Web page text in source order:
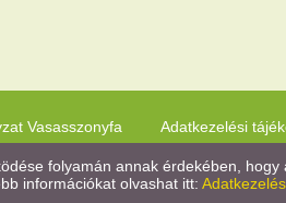
Vasasszonyfa Adatkezelési
folyamán annak érdekében,
információkat olvashat itt: